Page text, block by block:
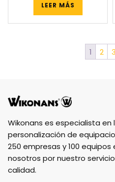
LEER MÁS
1 2 3
Wikonans es especialista en
personalización de
250 empresas y 100
nosotros por nuestro
calidad.